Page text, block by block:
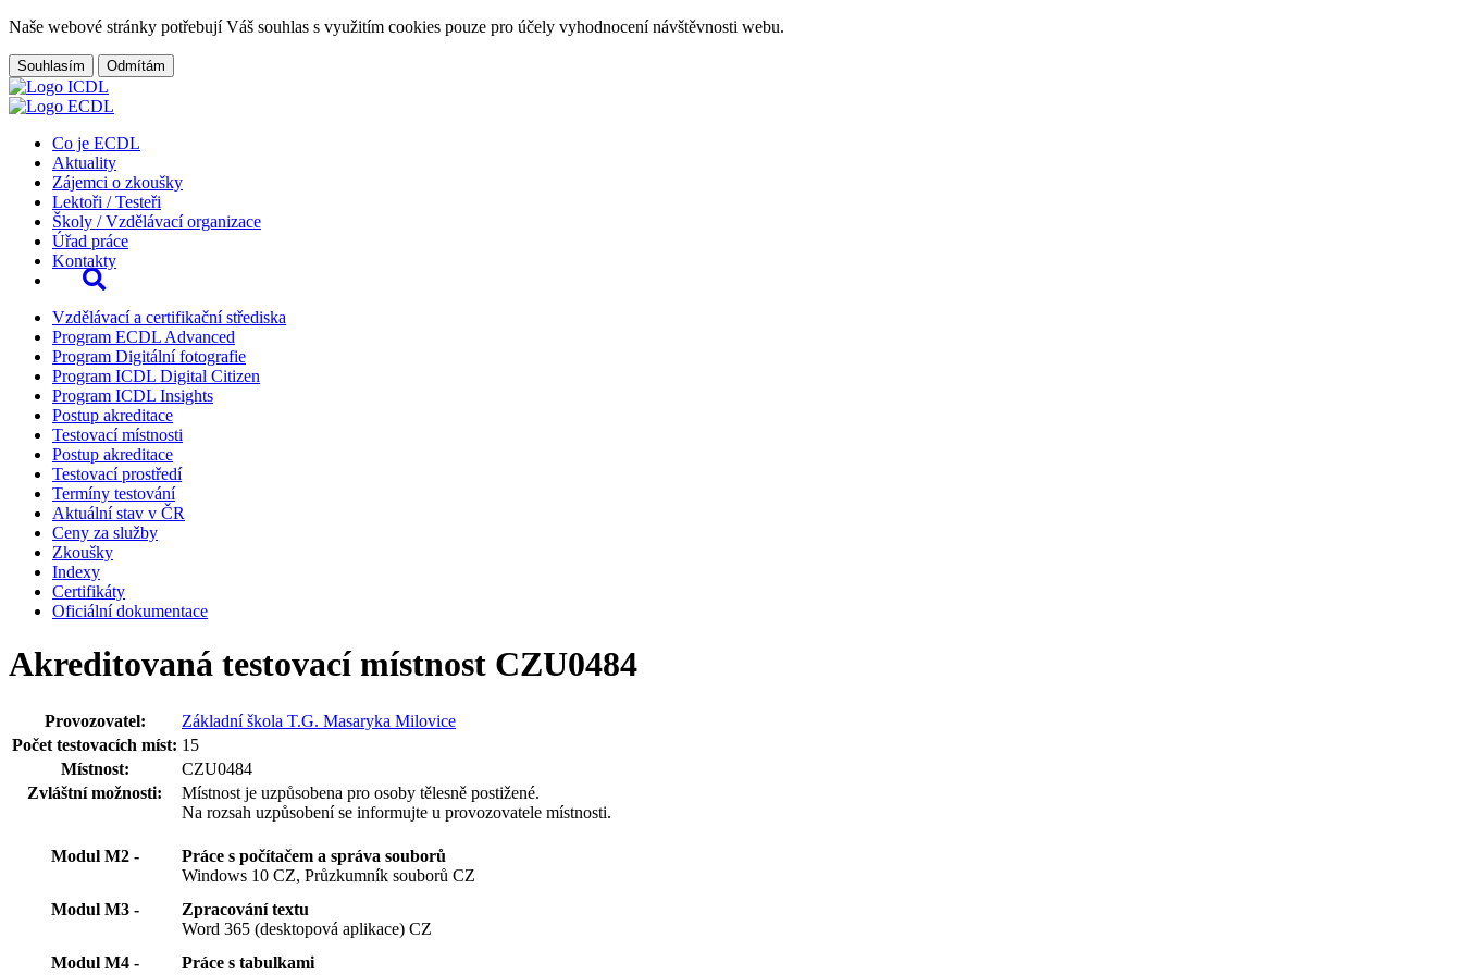
Naše webové stránky potřebují Váš souhlas s využitím cookies pouze pro účely vyhodnocení návštěvnosti webu.
Souhlasím Odmítám
Co je ECDL
Aktuality
Zájemci o zkoušky
Lektoři / Testeři
Školy / Vzdělávací organizace
Úřad práce
Kontakty
Vzdělávací a certifikační střediska
Program ECDL Advanced
Program Digitální fotografie
Program ICDL Digital Citizen
Program ICDL Insights
Postup akreditace
Testovací místnosti
Postup akreditace
Testovací prostředí
Termíny testování
Aktuální stav v ČR
Ceny za služby
Zkoušky
Indexy
Certifikáty
Oficiální dokumentace
Akreditovaná testovací místnost CZU0484
Provozovatel:
Základní škola T.G. Masaryka Milovice
Počet testovacích míst: 15
Místnost:
CZU0484
Zvláštní možnosti:
Místnost je uzpůsobena pro osoby tělesně postižené.
Na rozsah uzpůsobení se informujte u provozovatele místnosti.
Modul M2 -
Práce s počítačem a správa souborů
Windows 10 CZ, Průzkumník souborů CZ
Modul M3 -
Zpracování textu
Word 365 (desktopová aplikace) CZ
Modul M4 -
Práce s tabulkami